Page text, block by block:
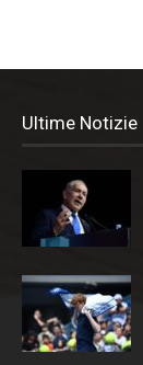
Ultime Notizie